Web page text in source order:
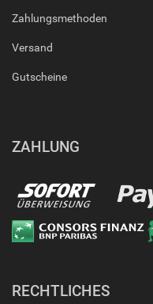
Zahlungsmethoden
Versand
Gutscheine
ZAHLUNG
RECHTLICHES